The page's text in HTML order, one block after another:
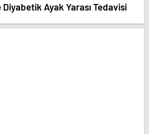
Ayak Yarası Tedavisi